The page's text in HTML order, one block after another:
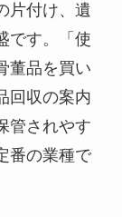
片付け、遺
です。「使
董品を買い
回収の案内
管されやす
番の業種で